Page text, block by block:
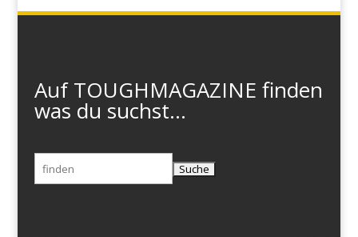
Auf TOUGHMAGAZINE finden
was du suchst...
Suchen
nach: